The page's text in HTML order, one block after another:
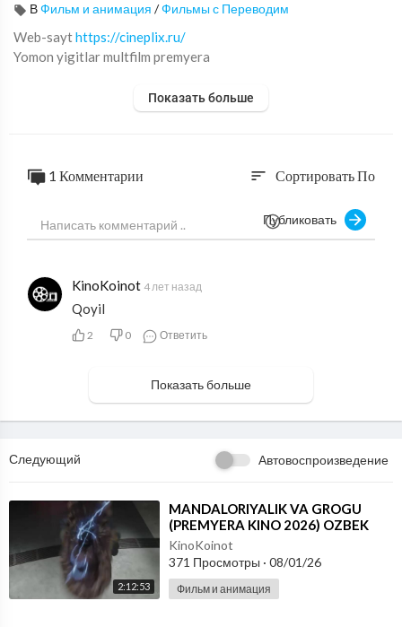
ВФильм и анимация /Фильмы с Переводим
Web-sayt ⁣https://cineplix.ru/
⁣Yomon yigitlar multfilm premyera
Показать больше
1 Комментарии sort Сортировать По
Публиковать
KinoKoinot 4 лет назад
Qoyil
2 0 Ответить
Показать больше
Следующий Автовоспроизведение
2:12:53
⁣MANDALORIYALIK VA GROGU
(PREMYERA KINO 2026) OZBEK
TILIDA
KinoKoinot
371 Просмотры · 08/01/26
Фильм и анимация